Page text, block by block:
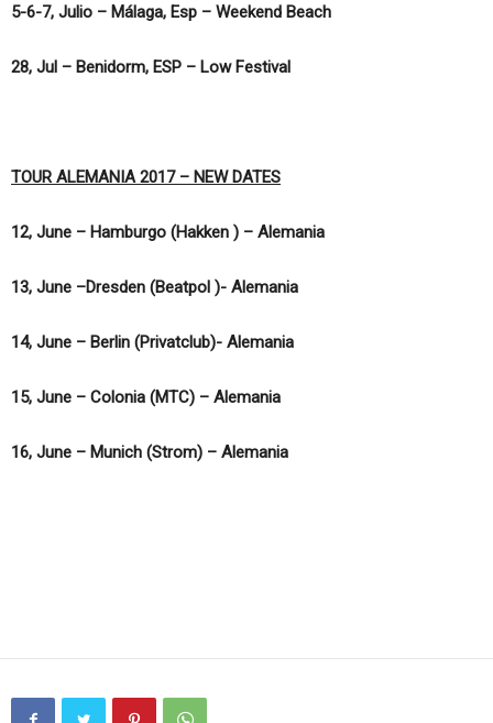
5-6-7, Julio – Málaga, Esp – Weekend Beach
28, Jul – Benidorm, ESP – Low Festival
TOUR ALEMANIA 2017 – NEW DATES
12, June – Hamburgo (Hakken ) – Alemania
13, June –Dresden (Beatpol )- Alemania
14, June – Berlin (Privatclub)- Alemania
15, June – Colonia (MTC) – Alemania
16, June – Munich (Strom) – Alemania